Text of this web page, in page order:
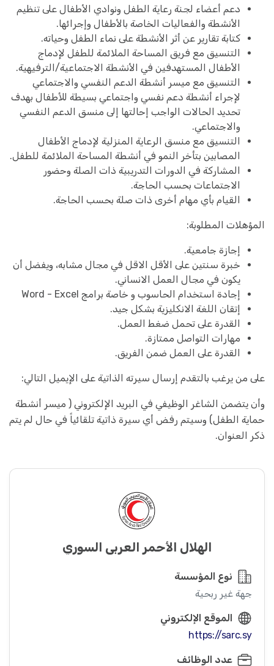
دعم أعضاء لجنة رعاية الطفل ونوادي الأطفال على تنظيم
الأنشطة والفعاليات الخاصة بالأطفال وإجرائها.
كتابة تقارير عن أثر الأنشطة على نماء الطفل وحياته.
التنسيق مع فريق المساحة الملائمة للطفل لإدماج
الأطفال المستهدفين في الأنشطة الاجتماعية/الترفيهية.
التنسيق مع ميسر أنشطة الدعم النفسي والاجتماعي
لإجراء أنشطة دعم نفسي واجتماعي بسيطة للأطفال بهدف
تحديد الحالات الواجب إحالتها إلى منسق الدعم النفسي
والاجتماعي.
التنسيق مع منسق الرعاية المنزلية لإدماج الأطفال
المصابين بتأخر النمو في أنشطة المساحة الملائمة للطفل.
المشاركة في الدورات التدريبية ذات الصلة وحضور
الاجتماعات بحسب الحاجة.
القيام بأي مهام أخرى ذات صلة بحسب الحاجة.
المؤهلات المطلوبة:
إجازة جامعية.
خبرة سنتين على الأقل الاقل في مجال مشابه، ويفضل أن
يكون في مجال العمل الانساني.
إجادة استخدام الحاسوب و خاصة برامج Word - Excel
إتقان اللغة الانكليزية بشكل جيد.
القدرة على تحمل ضغط العمل.
مهارات التواصل ممتازة.
القدرة على العمل ضمن الفريق.
على من يرغب بالتقدم إرسال سيرته الذاتية على الإيميل التالي:
وأن يتضمن الشاغر الوظيفي في البريد الإلكتروني ( ميسر أنشطة
حماية الطفل) وسيتم رفض أي سيرة ذاتية تلقائياً في حال لم يتم
ذكر العنوان.
الهلال الأحمر العربي السوري
نوع المؤسسة
جهة غير ربحية
الموقع الإلكتروني
https://sarc.sy
عدد الوظائف